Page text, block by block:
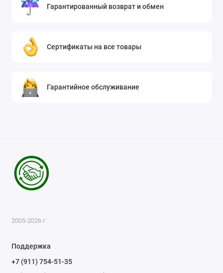
Гарантированный возврат и обмен
Сертификаты на все товары
Гарантийное обслуживание
2005-2026 г
Поддержка
+7 (911) 754-51-35